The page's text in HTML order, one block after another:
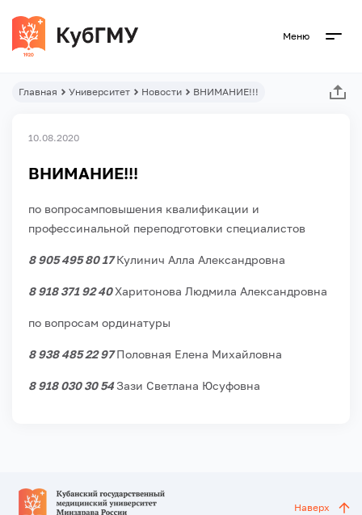
Меню
Главная Университет Новости ВНИМАНИЕ!!!
10.08.2020
ВНИМАНИЕ!!!
по вопросамповышения квалификации и
профессинальной переподготовки специалистов
8 905 495 80 17Кулинич Алла Александровна
8 918 371 92 40Харитонова Людмила Александровна
по вопросам ординатуры
8 938 485 22 97Половная Елена Михайловна
8 918 030 30 54Зази Светлана Юсуфовна
Наверх